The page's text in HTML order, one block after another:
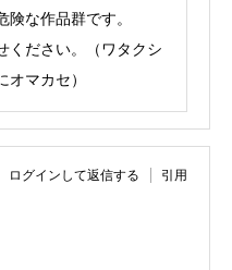
な作品群です。
ください。（ワタクシ
マカセ）
ログインして返信する 引用